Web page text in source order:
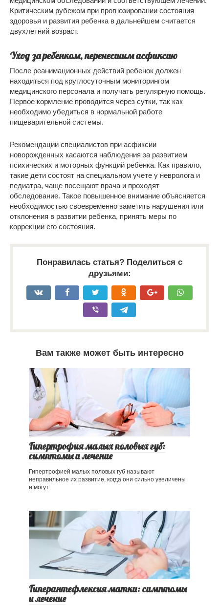
Критическим рубежом при прогнозировании состояния
здоровья и развития ребенка в дальнейшем считается
двухлетний возраст.
Уход за ребенком, перенесшим асфиксию
После реанимационных действий ребенок должен
находиться под круглосуточным мониторингом
медицинского персонала и получать регулярную помощь.
Первое кормление проводится через сутки, так как
необходимо убедиться в нормальной работе
пищеварительной системы.
Рекомендации специалистов при асфиксии
новорожденных касаются наблюдения за развитием
психических и моторных функций ребенка. Как правило,
такие дети состоят на специальном учете у невролога и
педиатра, чаще посещают врача и проходят
обследование. Такое повышенное внимание объясняется
необходимостью своевременно заметить нарушения или
отклонения в развитии ребенка, принять меры по
коррекции его состояния.
Понравилась статья? Поделиться с
друзьями:
Вам также может быть интересно
Гипертрофия малых половых губ:
симптомы и лечение
Гипертрофией малых половых губ называют
неправильное их развитие, когда они сильно увеличены
и могут
Гиперантефлексия матки: симптомы
и лечение